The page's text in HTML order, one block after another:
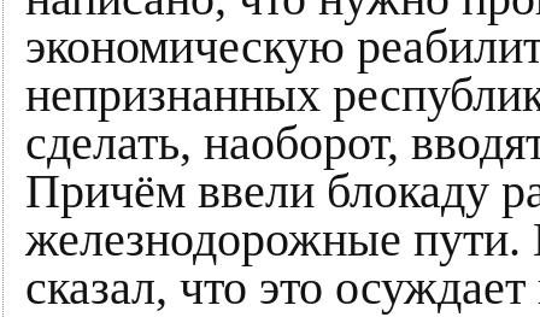
экономическую
непризнанных
сделать, наоборот,
Причём ввели блокаду
железнодорожные пути.
сказал, что это